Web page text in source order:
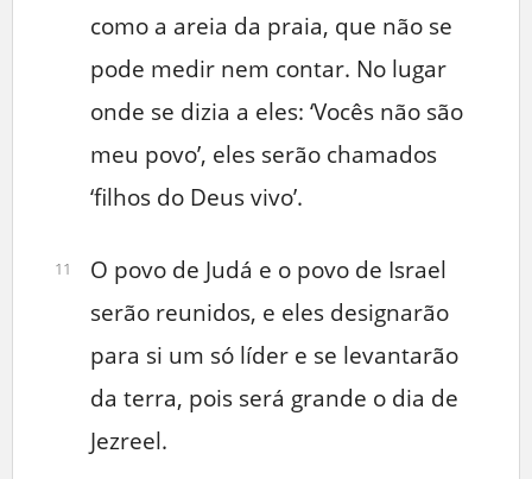
como a areia da praia, que não se
pode medir nem contar. No lugar
onde se dizia a eles: ‘Vocês não são
meu povo’, eles serão chamados
‘filhos do Deus vivo’.
11
O povo de Judá e o povo de Israel
serão reunidos, e eles designarão
para si um só líder e se levantarão
da terra, pois será grande o dia de
Jezreel.